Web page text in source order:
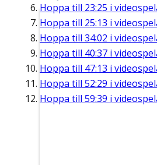
Hoppa till 23:25 i
Hoppa till 25:13 i
Hoppa till 34:02 i
Hoppa till 40:37 i
Hoppa till 47:13 i
Hoppa till 52:29 i
Hoppa till 59:39 i